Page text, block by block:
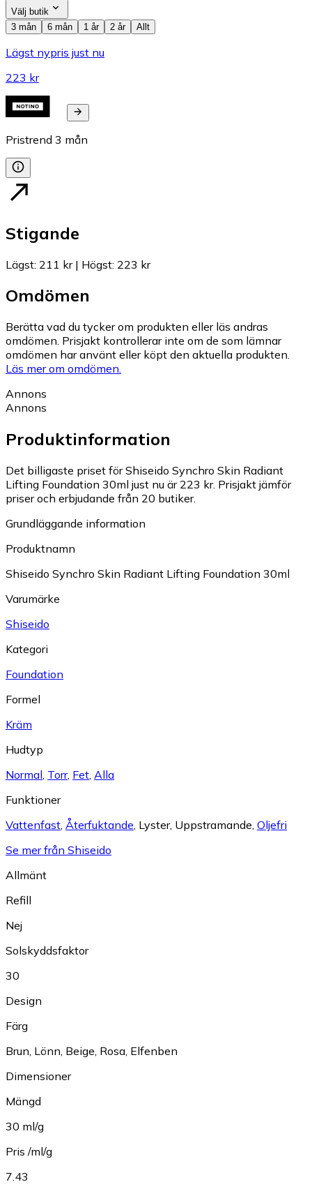
Välj butik
3 mån
6 mån 1 år 2 år Allt
Lägst nypris just nu
223 kr
Pristrend 3 mån
Stigande
Lägst: 211 kr| Högst: 223 kr
Omdömen
Berätta vad du tycker om produkten eller läs andras
omdömen. Prisjakt kontrollerar inte om de som lämnar
omdömen har använt eller köpt den aktuella produkten.
Läs mer om omdömen.
Annons
Annons
Produktinformation
Det billigaste priset för Shiseido Synchro Skin Radiant
Lifting Foundation 30ml just nu är 223 kr. Prisjakt jämför
priser och erbjudande från 20 butiker.
Grundläggande information
Produktnamn
Shiseido Synchro Skin Radiant Lifting Foundation 30ml
Varumärke
Shiseido
Kategori
Foundation
Formel
Kräm
Hudtyp
Normal, Torr, Fet, Alla
Funktioner
Vattenfast, Återfuktande, Lyster, Uppstramande, Oljefri
Se mer från Shiseido
Allmänt
Refill
Nej
Solskyddsfaktor
30
Design
Färg
Brun, Lönn, Beige, Rosa, Elfenben
Dimensioner
Mängd
30 ml/g
Pris /ml/g
7.43